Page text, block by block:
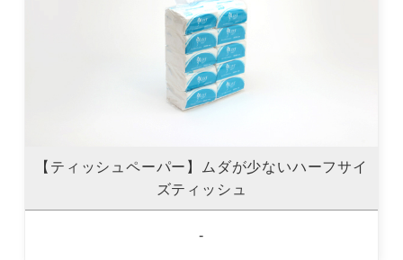
【ティッシュペーパー】ムダが少ないハーフサイ
ズティッシュ
-